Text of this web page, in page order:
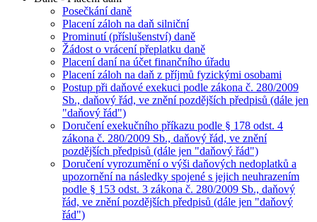
Posečkání daně
Placení záloh na daň silniční
Prominutí (příslušenství) daně
Žádost o vrácení přeplatku daně
Placení daní na účet finančního úřadu
Placení záloh na daň z příjmů fyzickými osobami
Postup při daňové exekuci podle zákona č. 280/2009
Sb., daňový řád, ve znění pozdějších předpisů (dále jen
"daňový řád")
Doručení exekučního příkazu podle § 178 odst. 4
zákona č. 280/2009 Sb., daňový řád, ve znění
pozdějších předpisů (dále jen "daňový řád")
Doručení vyrozumění o výši daňových nedoplatků a
upozornění na následky spojené s jejich neuhrazením
podle § 153 odst. 3 zákona č. 280/2009 Sb., daňový
řád, ve znění pozdějších předpisů (dále jen "daňový
řád")